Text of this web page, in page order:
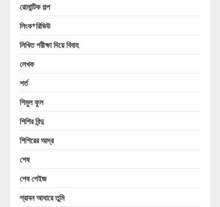
রোমান্টিক গল্প
লিংক+রিভিউ
লিখিত পরীক্ষা দিয়ে বিবাহ
লেখক
শর্ত
শিমুল ফুল
শিশির বিন্দু
শিশিরের আদ্র
শেষ
শেষ পেইজ
শ্রাবন আধারে তুমি